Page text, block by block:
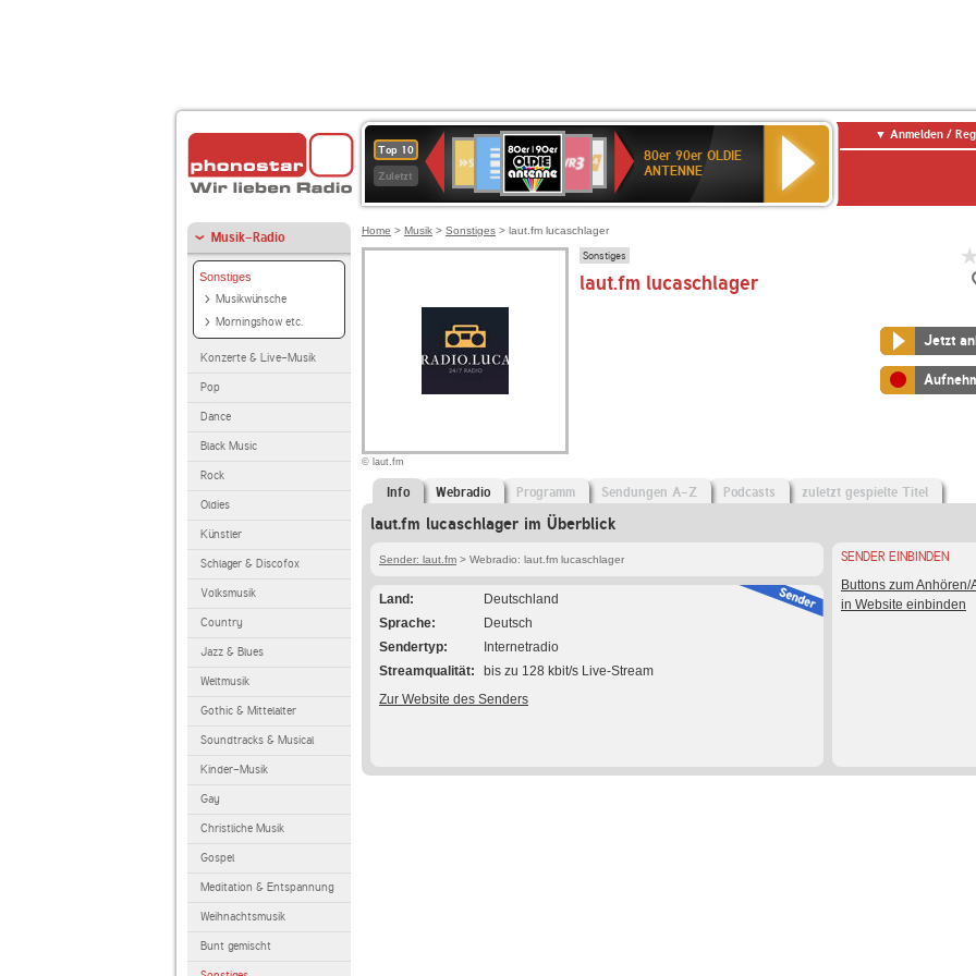
Top 10
Zuletzt
Deutschlandfunk
80er
90er
OLDIE
ANTENNE
SWR3
NDR
2
SWR1
Baden-
Württemberg
80er 90er OLDIE
ANTENNE
Anmelden /
Musik-Radio
Sonstiges
Musikwünsche
Morningshow etc.
Konzerte & Live-Musik
Pop
Dance
Black Music
Rock
Oldies
Künstler
Schlager & Discofox
Volksmusik
Country
Jazz & Blues
Weltmusik
Gothic & Mittelalter
Soundtracks & Musical
Kinder-Musik
Gay
Christliche Musik
Gospel
Meditation & Entspannung
Weihnachtsmusik
Bunt gemischt
Home > Musik > Sonstiges > laut.fm lucaschlager
© laut.fm
Sonstiges
laut.fm lucaschlager
Jetzt
Info Webradio Programm Sendungen A-Z Podcasts zuletzt gespielte Titel
laut.fm lucaschlager im Überblick
Sender: laut.fm > Webradio: laut.fm lucaschlager
Land
Deutschland
Sprache
Deutsch
Sendertyp
Internetradio
Streamqualität
bis zu 128 kbit/s Live-Stream
Zur Website des Senders
SENDER EINBINDEN
Buttons zum Anhören/
in Website einbinden